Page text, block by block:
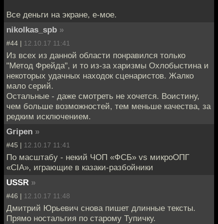
Все деньги на экране, е-мое.
nikolkas_spb »
#44 | 12.10.17 11:41
Из всех из данной области понравился только
"Метод Фрейда", и то из-за харизмы Охлобыстина и
некоторых удачных находок сценаристов. Жалко
мало серий.
Остальные - даже смотреть не хочется. Воистину,
чем больше возможностей, тем меньше качества, за
редким исключением.
Gripen »
#45 | 12.10.17 11:41
По масштабу - некий ЧОП «ФСБ» vs микроОПГ
«CIA», играющие в казаки-разбойники
USSR »
#46 | 12.10.17 11:48
Дмитрий Юрьевич снова пишет длинные тексты.
Прямо ностальгия по старому Тупичку.